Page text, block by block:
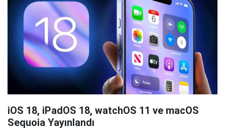
iOS 18, iPadOS 18, watchOS 11 ve macOS
Sequoia Yayınlandı